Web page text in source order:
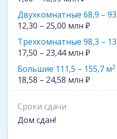
Двухкомнатные 68,9 –
12,30 – 25,00 млн ₽
Трехкомнатные 98,3 –
17,50 – 23,44 млн ₽
Большие 111,5 – 155,7 м2
18,58 – 24,58 млн ₽
Сроки сдачи
Дом сдан!